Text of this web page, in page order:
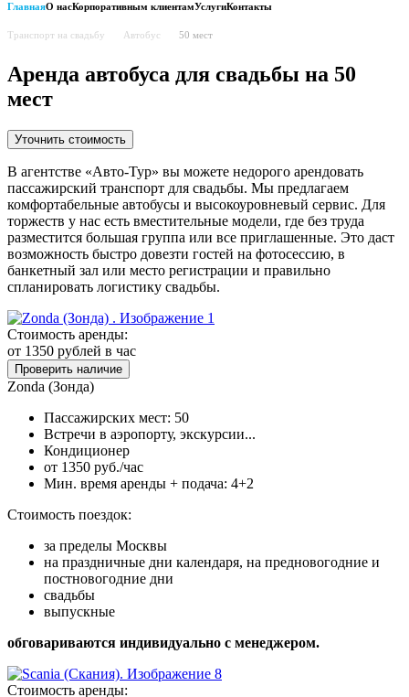
ГлавнаяО насКорпоративным клиентамУслугиКонтакты
Транспорт на свадьбу Автобус 50 мест
Аренда автобуса для свадьбы на 50
мест
Уточнить стоимость
В агентстве «Авто-Тур» вы можете недорого арендовать
пассажирский транспорт для свадьбы. Мы предлагаем
комфортабельные автобусы и высокоуровневый сервис. Для
торжеств у нас есть вместительные модели, где без труда
разместится большая группа или все приглашенные. Это даст
возможность быстро довезти гостей на фотосессию, в
банкетный зал или место регистрации и правильно
спланировать логистику свадьбы.
Стоимость аренды:
от 1350 рублей в час
Проверить наличие
Zonda (Зонда)
Пассажирских мест: 50
Встречи в аэропорту, экскурсии...
Кондиционер
от 1350 руб./час
Мин. время аренды + подача: 4+2
Стоимость поездок:
за пределы Москвы
на праздничные дни календаря, на предновогодние и
постновогодние дни
свадьбы
выпускные
обговариваются индивидуально с менеджером.
Стоимость аренды: